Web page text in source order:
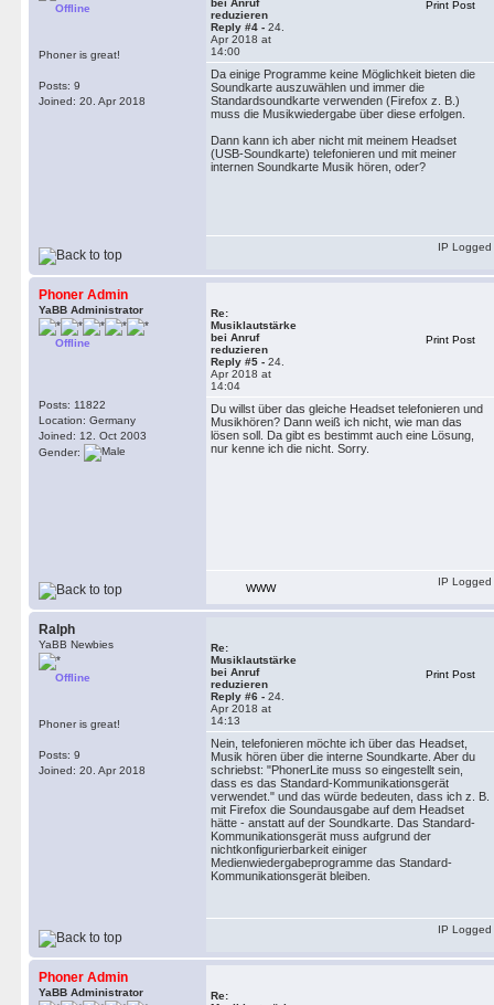
Offline
Phoner is great!
Posts: 9
Joined: 20. Apr 2018
bei Anruf
reduzieren
Reply #4 - 24.
Apr 2018 at
14:00
Print Post
Da einige Programme keine Möglichkeit bieten die
Soundkarte auszuwählen und immer die
Standardsoundkarte verwenden (Firefox z. B.)
muss die Musikwiedergabe über diese erfolgen.
Dann kann ich aber nicht mit meinem Headset
(USB-Soundkarte) telefonieren und mit meiner
internen Soundkarte Musik hören, oder?
IP Logged
Phoner Admin
YaBB Administrator
Offline
Posts: 11822
Location: Germany
Joined: 12. Oct 2003
Gender:
Re:
Musiklautstärke
bei Anruf
reduzieren
Reply #5 - 24.
Apr 2018 at
14:04
Print Post
Du willst über das gleiche Headset telefonieren und
Musikhören? Dann weiß ich nicht, wie man das
lösen soll. Da gibt es bestimmt auch eine Lösung,
nur kenne ich die nicht. Sorry.
WWW
IP Logged
Ralph
YaBB Newbies
Offline
Phoner is great!
Posts: 9
Joined: 20. Apr 2018
Re:
Musiklautstärke
bei Anruf
reduzieren
Reply #6 - 24.
Apr 2018 at
14:13
Print Post
Nein, telefonieren möchte ich über das Headset,
Musik hören über die interne Soundkarte. Aber du
schriebst: "PhonerLite muss so eingestellt sein,
dass es das Standard-Kommunikationsgerät
verwendet." und das würde bedeuten, dass ich z. B.
mit Firefox die Soundausgabe auf dem Headset
hätte - anstatt auf der Soundkarte. Das Standard-
Kommunikationsgerät muss aufgrund der
nichtkonfigurierbarkeit einiger
Medienwiedergabeprogramme das Standard-
Kommunikationsgerät bleiben.
IP Logged
Phoner Admin
YaBB Administrator
Re: